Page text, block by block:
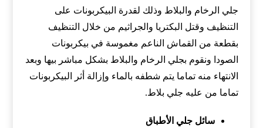
جلي الرخام والبلاط وذلك لقدرة البيكربونات على
التنظيف وقتل البكتريا والجراثيم من خلال التنظيف
بقطعة من القماش الناعم مغموسة في بيكربونات
الصودا ونقوم بجلي الرخام والبلاط بشكل مباشر بيها وبعد
الانتهاء منه تماما يتم شطفه بالماء وإزالة أثر البيكربونات
تماما من عليه جلي بلاط.
سائل جلي الأطباق